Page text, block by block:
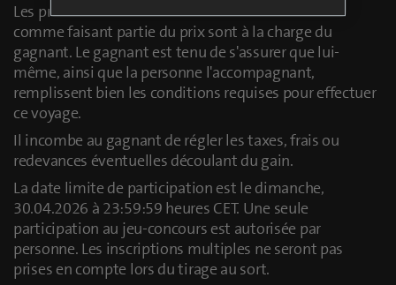
Les prestations et frais non mentionnés ci-dessus
comme faisant partie du prix sont à la charge du
gagnant. Le gagnant est tenu de s'assurer que lui-
même, ainsi que la personne l'accompagnant,
remplissent bien les conditions requises pour effectuer
ce voyage.
Il incombe au gagnant de régler les taxes, frais ou
redevances éventuelles découlant du gain.
La date limite de participation est le dimanche,
30.04.2026 à 23:59:59 heures CET. Une seule
participation au jeu-concours est autorisée par
personne. Les inscriptions multiples ne seront pas
prises en compte lors du tirage au sort.